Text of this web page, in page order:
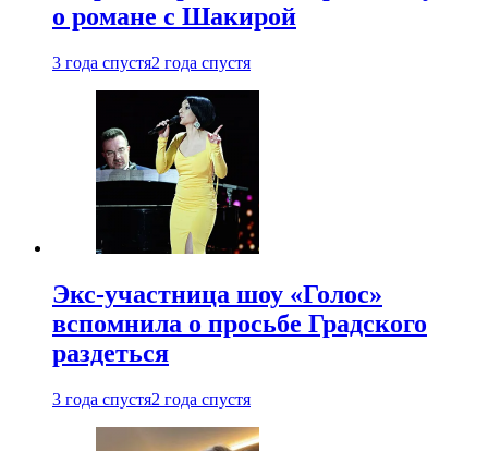
о романе с Шакирой
3 года спустя2 года спустя
Экс-участница шоу «Голос»
вспомнила о просьбе Градского
раздеться
3 года спустя2 года спустя